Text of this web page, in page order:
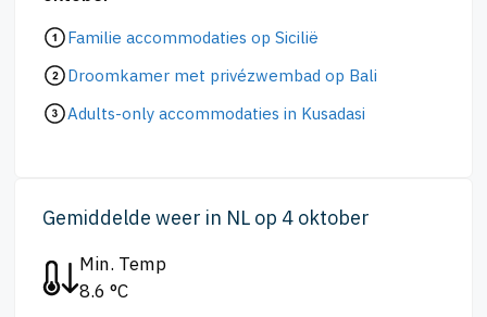
Familie accommodaties op Sicilië
Droomkamer met privézwembad op Bali
Adults-only accommodaties in Kusadasi
Gemiddelde weer in NL op 4 oktober
Min. Temp
8.6 °C